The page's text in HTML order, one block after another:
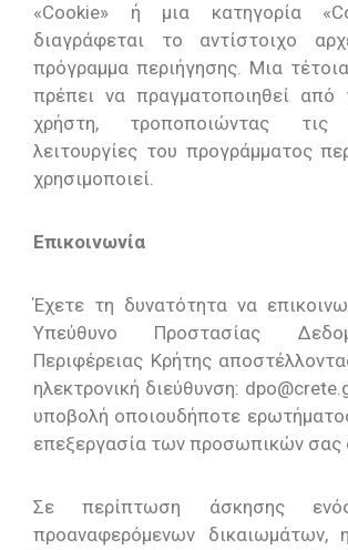
«Cookie» ή μια κατηγορία
διαγράφεται το αντίστοιχο
πρόγραμμα περιήγησης. Μια
πρέπει να πραγματοποιηθεί από
χρήστη, τροποποιώντας τις
λειτουργίες του προγράμματος
χρησιμοποιεί.
Επικοινωνία
Έχετε τη δυνατότητα να
Υπεύθυνο Προστασίας
Περιφέρειας Κρήτης
ηλεκτρονική διεύθυνση:
υποβολή οποιουδήποτε
επεξεργασία των προσωπικών σας
Σε περίπτωση άσκησης
προαναφερόμενων δικαιωμάτων,